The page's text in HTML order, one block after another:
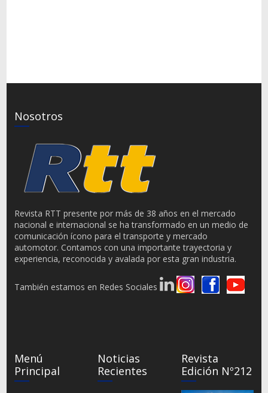
Nosotros
Revista RTT presente por más de 38 años en el mercado
nacional e internacional se ha transformado en un medio de
comunicación ícono para el transporte y mercado
automotor. Contamos con una importante trayectoria y
experiencia, reconocida y avalada por esta gran industria.
También estamos en Redes Sociales
Menú
Principal
Noticias
Recientes
Revista
Edición Nº212